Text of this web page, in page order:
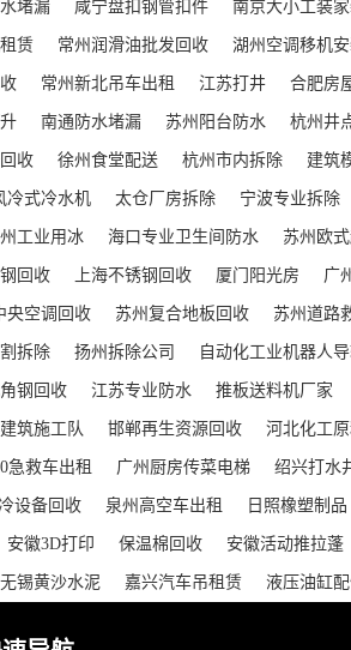
堵漏 咸宁盘扣钢管扣件 南京大小工装
赁 常州润滑油批发回收 湖州空调移机
常州新北吊车出租 江苏打井 合肥房
南通防水堵漏 苏州阳台防水 杭州井
收 徐州食堂配送 杭州市内拆除 建筑
冷式冷水机 太仓厂房拆除 宁波专业拆除
工业用冰 海口专业卫生间防水 苏州欧
钢回收 上海不锈钢回收 厦门阳光房 广
央空调回收 苏州复合地板回收 苏州道路
拆除 扬州拆除公司 自动化工业机器人
钢回收 江苏专业防水 推板送料机厂家
筑施工队 邯郸再生资源回收 河北化工
急救车出租 广州厨房传菜电梯 绍兴打水
设备回收 泉州高空车出租 日照橡塑制品
安徽3D打印 保温棉回收 安徽活动推拉蓬
无锡黄沙水泥 嘉兴汽车吊租赁 液压油缸